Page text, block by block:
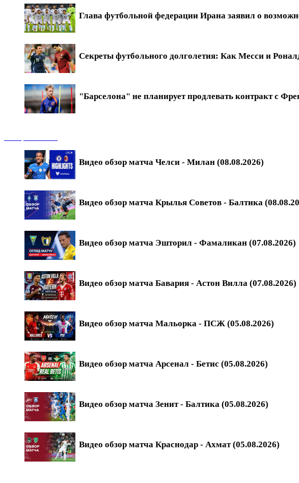
Глава футбольной федерации Ирана заявил о
Секреты футбольного долголетия: Как Месси и
"Барселона" не планирует продлевать контракт с
Видео обзор матча Челси - Милан (08.08.2026)
Видео обзор матча Крылья Советов - Балтика
Видео обзор матча Эшторил - Фамаликан (07.08.2026)
Видео обзор матча Бавария - Астон Вилла (07.08.2026)
Видео обзор матча Мальорка - ПСЖ (05.08.2026)
Видео обзор матча Арсенал - Бетис (05.08.2026)
Видео обзор матча Зенит - Балтика (05.08.2026)
Видео обзор матча Краснодар - Ахмат (05.08.2026)